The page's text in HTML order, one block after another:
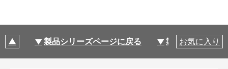
製品シリーズページに戻る 製品仕様
お気に入り